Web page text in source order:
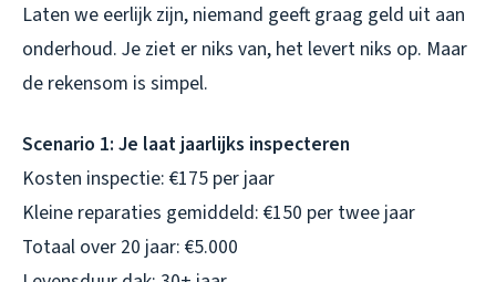
Laten we eerlijk zijn, niemand geeft graag geld uit aan
onderhoud. Je ziet er niks van, het levert niks op. Maar
de rekensom is simpel.
Scenario 1: Je laat jaarlijks inspecteren
Kosten inspectie: €175 per jaar
Kleine reparaties gemiddeld: €150 per twee jaar
Totaal over 20 jaar: €5.000